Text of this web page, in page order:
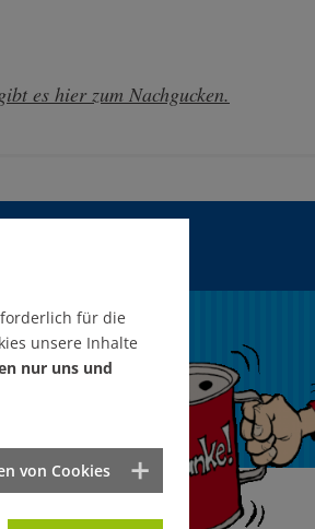
es hier zum Nachgucken.
für die
unsere Inhalte
nur uns und
von Cookies